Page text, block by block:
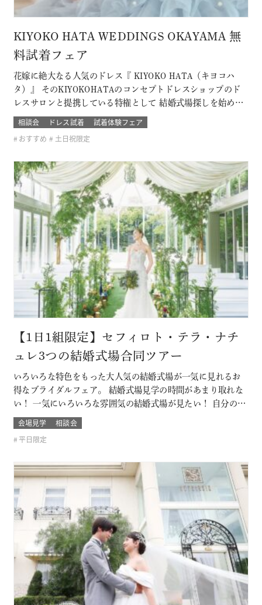
KIYOKO HATA WEDDINGS OKAYAMA 無
料試着フェア
花嫁に絶大なる人気のドレス『 KIYOKO HATA（キヨコハ
タ）』 そのKIYOKOHATAのコンセプトドレスショップのド
レスサロンと提携している特権として 結婚式場探しを始めた
おふたり限定の無料試着会を開催。 式場探しと一緒にドレス
も試着できて、結婚式のイメージが広がります！ 他のドレス
サロンでは取り扱いのないドレスも見れて着れるのは「ここ
相談会 ドレス試着
試着体験フェア
おすすめ
土日祝限定
【1日1組限定】セフィロト・テラ・ナチ
ュレ3つの結婚式場合同ツアー
いろいろな特色をもった大人気の結婚式場が一気に見れるお
得なブライダルフェア。 結婚式場見学の時間があまり取れな
い！ 一気にいろいろな雰囲気の結婚式場が見たい！ 自分の結
婚式のスタイルがまだ分からないカップルは必見！ お呼びす
るゲストによっても結婚式の雰囲気や結婚式場のスタイルも
変わるもの そんな結婚式場を一気に比較できるチャンス！！
会場見学
相談会
平日限定